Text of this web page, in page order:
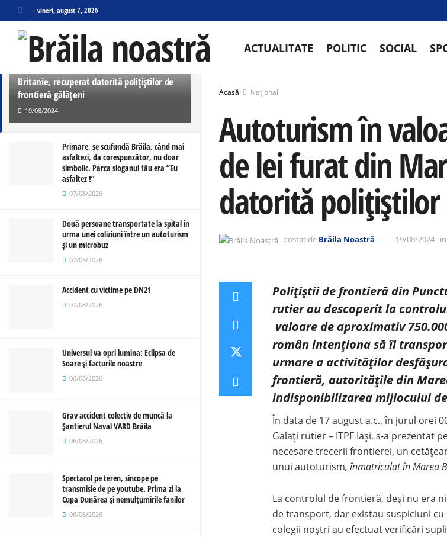
ULTIMELE TRENDING
Autoturism în valoare de aproximativ
Britanie, recuperat datorită polițiștilor de
frontieră gălățeni
19/08/2024
Primare, se scufundă Brăila, când mai
asfaltezi, da corespunzător, nu doar
simbolic. Parca sloganul tău era ”Eu
asfaltez !”
07/08/2026
Două persoane transportate la spital în
urma unei coliziuni între un autoturism
și un microbuz
07/08/2026
Accident cu victime pe DN21
07/08/2026
Universul va opri lumina: Eclipsa de
Soare și facturile noastre
06/08/2026
Grav accident colectiv de muncă la
Șantierul Naval VARD Brăila
06/08/2026
Spectacol pe teren, sincope pe
transmisie de pe youtube. Prima zi la
Cupa Dunărea și nemulțumirile fanilor
06/08/2026
vineri, august 7, 2026
ACTUALITATE POLITIC SOCIAL
Acasă Național
Autoturism în
de lei furat din
datorită
postat de Brăila Noastră 19/08/2024 in
Poliţiştii de frontieră din
rutier au descoperit la
valoare de aproximativ
român intenționa să îl
urmare a activităților
frontieră, autorităţile din
indisponibilizarea mijlocului
În data de 17 august a.c., în jurul orei
Galați rutier – ITPF Iași, s-a
necesare trecerii frontierei, un
unui autoturism, înmatriculat în Marea
La controlul de frontieră, deși nu era
de transport, dar existau suspiciuni
colegii noştri au efectuat verificări